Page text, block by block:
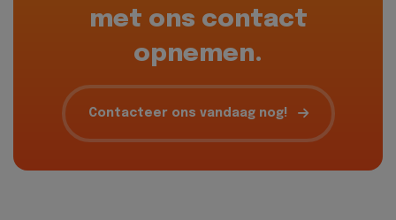
met ons contact
opnemen.
Contacteer ons vandaag nog!